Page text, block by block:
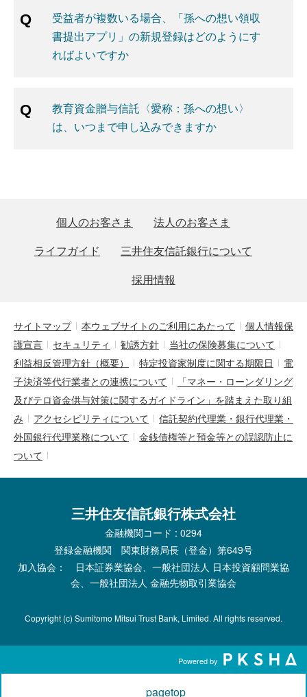
受益者が複数いる場合、「孫への想い領収
書提出アプリ」の新規登録はどのようにす
ればよいですか
教育資金贈与信託〈愛称：孫への想い〉
は、いつまで申し込みできますか
個人のお客さま
法人のお客さま
ライフガイド
三井住友信託銀行について
採用情報
サイトマップ 本ウェブサイトのご利用にあたって
個人情報保
護宣言
セキュリティ 勧誘方針
当社の保険募集について
利益相反管理方針（概要）
特定投資家制度に関する期限日
電
子決済等代行業者との連携について
「マネー・ローンダリング
及びテロ資金供与対策に関するガイドライン」を踏まえた取り組
み
アクセシビリティについて
信託契約代理業・銀行代理業・
外国銀行代理業務について
金銭債権等と預金等との誤認防止に
ついて
三井住友信託銀行株式会社
金融機関コード : 0294
登録金融機関 関東財務局長（登金）第649号
加入協会： 日本証券業協会、一般社団法人 日本投資顧問業協
会、一般社団法人 金融先物取引業協会
Copyright (c) Sumitomo Mitsui Trust Bank, Limited. All rights reserved.
Powered by
pagetop